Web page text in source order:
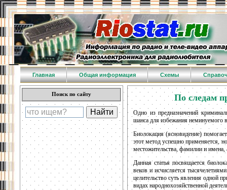
Главная Общая информация Схемы
Поиск по сайту По следам
Одно из предназначений
шанса для избежания неминуемого
Биолокация (ясновидение)
этот метод успешно применяется,
местожительства, фамилии и имена,
Данная статья посвящается
веков и исчисляется
целительство суть явления одной
видах народнохозяйственной